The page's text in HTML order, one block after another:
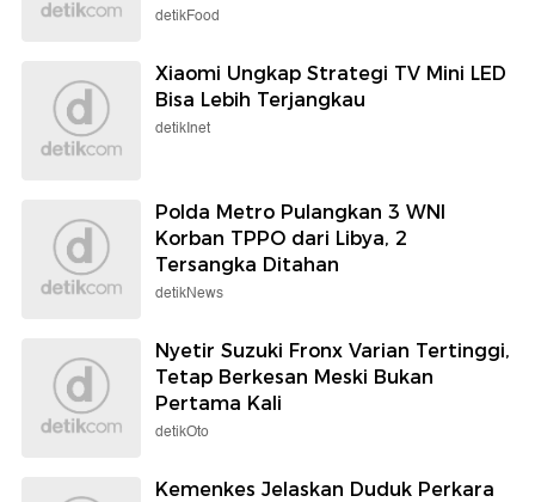
detikFood
Xiaomi Ungkap Strategi TV Mini LED
Bisa Lebih Terjangkau
detikInet
Polda Metro Pulangkan 3 WNI
Korban TPPO dari Libya, 2
Tersangka Ditahan
detikNews
Nyetir Suzuki Fronx Varian Tertinggi,
Tetap Berkesan Meski Bukan
Pertama Kali
detikOto
Kemenkes Jelaskan Duduk Perkara